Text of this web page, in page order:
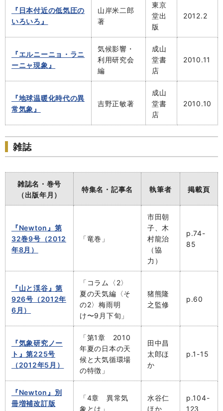
『日本付近の低気圧の
いろいろ』
山岸米二郎
著
東京
堂出
版
2012.2
『エルニーニョ・ラニ
ーニャ現象』
気候影響・
利用研究会
編
成山
堂書
店
2010.11
『地球温暖化時代の異
常気象』
吉野正敏著
成山
堂書
店
2010.10
雑誌
雑誌名・巻号
（出版年月）
特集名・記事名 執筆者 掲載頁
『Newton』第
32巻9号（2012
年8月）
「竜巻」
市田朝
子、木
村龍治
（協
力）
p.74-
85
『山と渓谷』第
926号（2012年
6月）
「コラム〈2〉
夏の天気編〈そ
の2〉梅雨明
け〜9月下旬」
猪熊隆
之監修
p.60
『気象研究ノー
ト』第225号
（2012年5月）
「第1章 2010
年夏の日本の天
候と大気循環場
の特徴」
田中昌
太郎ほ
か
p.1-15
『Newton』別
冊増補改訂版
「4章 異常気
象とは」
水谷仁
ほか
p.104-
123